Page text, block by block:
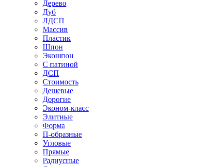
Дерево
Дуб
ЛДСП
Массив
Пластик
Шпон
Экошпон
С патиной
ДСП
Стоимость
Дешевые
Дорогие
Эконом-класс
Элитные
Форма
П-образные
Угловые
Прямые
Радиусные